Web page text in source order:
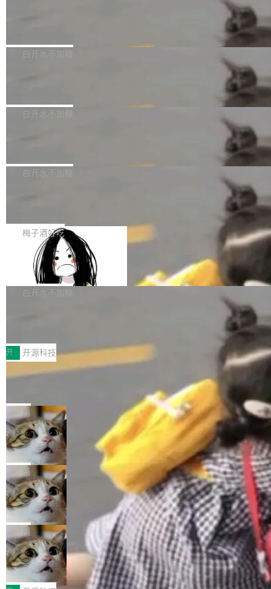
不得生成涉及安全性的关键变更，除非作者本身
36个月。 公告显示，本次宇树科技战略配售对
员工参与设立的专项资产管理计划。其中，Dee
获配9...
Bug fixes and enhancements 修复多次传递同
一个回归问题，该问题导致拉取镜像时会拒绝包
题，该问题可能导致在旧版 Linux 内核...
白开水不加糖
e 孵化器项目管理委员会（IPMC）投票中获得
P）！这一里程碑不仅标志着 Fluss 迈入新的发
白开水不加糖
长期停止内容更新，未能实现其作为“AI版维基百
提交的编辑请求也长期处于待处理状态。 Groki
pedia 于去年底上线，定位为由人工智能生成内
容的百科平台，被马斯克视为传统众包百科网站
维基百科的替代方案。Lawfare 调查发现，无论
热门页面还是低关注度页面，均未出现近期更
白开水不加糖
是这样的：配 MessageSource 的 Bean、写 R
eloadableResourceBundleMessageSource、
声明 LocaleResolver、注册 LocaleChangeInt
erceptor…五六步之后才能看到第一行翻译文
本。 Solon 换了个方式。整个 i18n 模块围绕三
梅子酒好吃
Apache Doris 4.1 全面增强 Iceberg：
支持 UPDATE、MERGE INTO 与 Iceb
erg V3
Apache Doris 4.1 要补齐的，正是缺失的那一
半。在已有查询能力的基础上，Doris 进一步支
常维护操作，并完整支持 Iceberg V3 格式。
白开水不加糖
村国家自主创新示范区会议中心开幕。本届大会
由中关村智联软件服务业质量创新联盟主办，以
“智构可信·质创未来——AI原生时代的质量新范
式”为主题，直面AI从实验室走向规模化产业落地
的核心质量命题。会上，《2026智能研发生产力
工具选型手册》发布，Testin云测的Testin XAge
nt智能测试系统入选AI测试领域代表产品。对CI
O而言，这提示了一个转变：AI测试正在从效率
工具升级为企业的质量基础设施。 CIO面对的新
现实 过去两年，CIO们的焦虑清单上多了两项：
一是如何让大模型和智能体应用安全地从PoC走
向生产，二是如何让测试团队跟得上AI应用...
开 开源科技
让非法状态不可表示：一篇关于 ADT
有一种东西，一旦用过就回不去了。Alex Fedos
eev 管它叫"软件设计的基石"。 他说的东西不新
鲜——代数数据类型（ADT），尤其是和类型
（sum type）。但他说清楚了一件事：这不是类
型系统的学术体操，是日常编码的思维方式。 文
章从一个简单的例子切入。一个网站的深色主题
设置，如果用布尔值 + 可空字段来表示——bool
ean 表示是否可切换，nullable 的默认模式、浅
色方案、深色方案——会产生大量无意义的组
合。方案缺了、配置冲突了、全 null 了。要知道
哪些组合有效，作者说，你得靠"文档、校验、或
者部落知识"。 换个写法。Rust 的 enum，两个
变体：Switchable...
局
Cloudflare 开源内部企业 AI 平台 Clou
dflare OS
Cloudflare 发布了一个开源项目 Cloudflare O
S。如果你只看官方博客，你会觉得这是又一
个"AI 知识库 + 聊天机器人"——每个大厂都在
做，没什么新鲜的。 但 Kenton Varda 在 Twitte
r 上把事情说清楚了： 今天我们发布了 Cloudfla
re OS，一个带连接器的聊天机器人，跟其他所
有科技公司做的一样。只不过，实际上它不一
样。这是 Sandstorm.io 的重制版，我十年前的
那个创业公司。不同的是，这次它构建在 Cloudf
lare Workers 上——我花了九年时间搭建的平台
局
Deno 团队开源 Celld，可自托管的分
布式 Durable Objects
Ryan Dahl 领导的 Deno 团队推出了最新开源项
目 Celld，一个能在自己机器上运行 Cloudflare
Workers 和 Durable Objects 的守护进程。 设
计思路很直接：每个对象是一个独立的 SQLite
数据库，按名称寻址，复制到你自己的 S3 兼容
局
鲁大师7月新机性能/流畅/AI榜：vivo夺
性能、流畅双第一，三星Galaxy Z系列
新折叠缺席
2026年7月的手机市场，由于存储等硬件成本暴